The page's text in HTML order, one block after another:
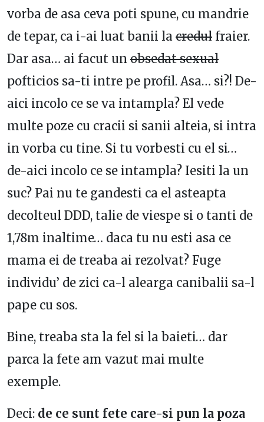
vorba de asa ceva poti spune, cu mandrie
de tepar, ca i-ai luat banii la credul fraier.
Dar asa… ai facut un obsedat sexual
pofticios sa-ti intre pe profil. Asa… si?! De-
aici incolo ce se va intampla? El vede
multe poze cu cracii si sanii alteia, si intra
in vorba cu tine. Si tu vorbesti cu el si…
de-aici incolo ce se intampla? Iesiti la un
suc? Pai nu te gandesti ca el asteapta
decolteul DDD, talie de viespe si o tanti de
1,78m inaltime… daca tu nu esti asa ce
mama ei de treaba ai rezolvat? Fuge
individu’ de zici ca-l alearga canibalii sa-l
pape cu sos.
Bine, treaba sta la fel si la baieti… dar
parca la fete am vazut mai multe
exemple.
Deci: de ce sunt fete care-si pun la poza